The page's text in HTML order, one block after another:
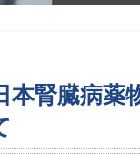
本腎臓病薬